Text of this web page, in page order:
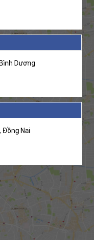
Dương
Đồng Nai